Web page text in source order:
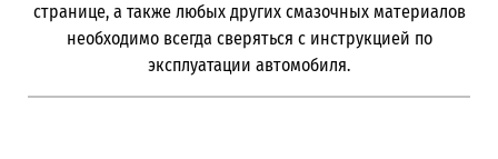
странице, а также любых других смазочных материалов
необходимо всегда сверяться с инструкцией по
эксплуатации автомобиля.